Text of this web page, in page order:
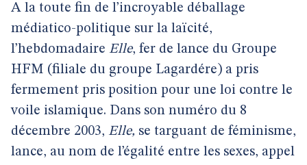
A la toute fin de l’incroyable déballage
médiatico-politique sur la laïcité,
l’hebdomadaire Elle, fer de lance du Groupe
HFM (filiale du groupe Lagardére) a pris
fermement pris position pour une loi contre le
voile islamique. Dans son numéro du 8
décembre 2003, Elle, se targuant de féminisme,
lance, au nom de l’égalité entre les sexes, appel